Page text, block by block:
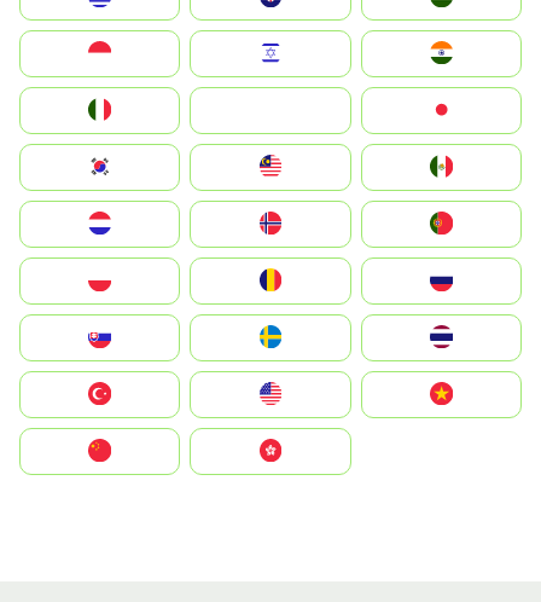
South Korea
United States
中國香港特別行政區